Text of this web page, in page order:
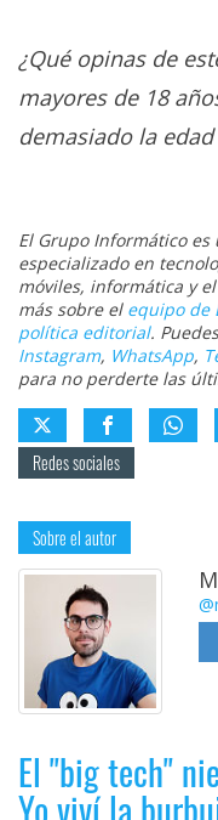
¿Qué opinas de
mayores de 18
demasiado la
El Grupo Informático
especializado en
móviles, informática y
más sobre el equipo de
política editorial.
Instagram, WhatsApp,
para no perderte las
Redes sociales
Sobre el autor
El "big tech"
Yo viví la